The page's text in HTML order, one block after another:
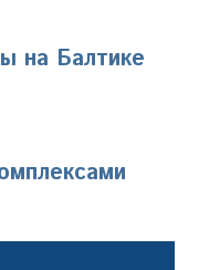
на Балтике